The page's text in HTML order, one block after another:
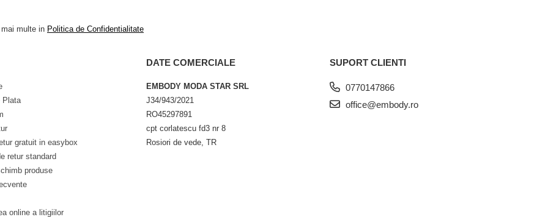
multe in Politica de Confidentialitate
Plata
gratuit in easybox
retur standard
produse
online a litigiilor
DATE COMERCIALE
EMBODY MODA STAR SRL
J34/943/2021
RO45297891
cpt corlatescu fd3 nr 8
Rosiori de vede, TR
SUPORT CLIENTI
0770147866
office@embody.ro